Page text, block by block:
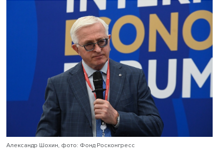
Даниил Егоров, фото: Евгений Федосков / Фонд Росконгресс
Руководитель Федеральной налоговой службы Даниил
Егоров поделился с аудиторией своим видением того,
насколько необходима для проведения рейтинга